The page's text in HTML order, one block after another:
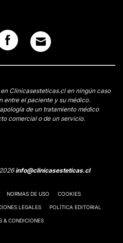
Clinicasesteticas.cl en ningún caso
entre el paciente y su médico.
de un tratamiento médico
comercial o de un servicio.
info@clinicasesteticas.cl
NORMAS DE USO COOKIES
LEGALES POLÍTICA EDITORIAL
& CONDICIONES